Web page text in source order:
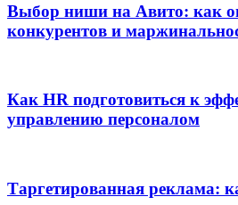
Выбор ниши на Авито: как
конкурентов и
Как HR подготовиться к
управлению персоналом
Таргетированная реклама: